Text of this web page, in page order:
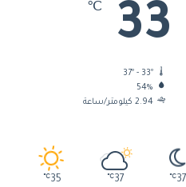
33
℃
37º - 33º
54%
2.94 كيلومتر/ساعة
37
℃
37
℃
35
℃